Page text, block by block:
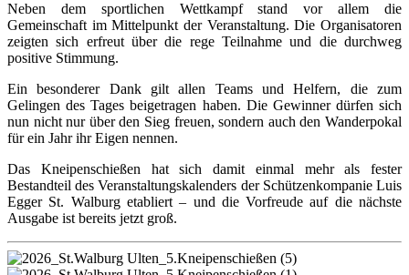
Neben dem sportlichen Wettkampf stand vor allem die
Gemeinschaft im Mittelpunkt der Veranstaltung. Die Organisatoren
zeigten sich erfreut über die rege Teilnahme und die durchweg
positive Stimmung.
Ein besonderer Dank gilt allen Teams und Helfern, die zum
Gelingen des Tages beigetragen haben. Die Gewinner dürfen sich
nun nicht nur über den Sieg freuen, sondern auch den Wanderpokal
für ein Jahr ihr Eigen nennen.
Das Kneipenschießen hat sich damit einmal mehr als fester
Bestandteil des Veranstaltungskalenders der Schützenkompanie Luis
Egger St. Walburg etabliert – und die Vorfreude auf die nächste
Ausgabe ist bereits jetzt groß.